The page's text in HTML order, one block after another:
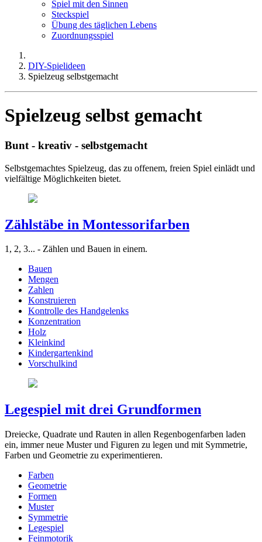
Spiel mit den Sinnen
Steckspiel
Übung des täglichen Lebens
Zuordnungsspiel
DIY-Spielideen
Spielzeug selbstgemacht
Spielzeug selbst gemacht
Bunt - kreativ - selbstgemacht
Selbstgemachtes Spielzeug, das zu offenem, freien Spiel einlädt und
vielfältige Möglichkeiten bietet.
Zählstäbe in Montessorifarben
1, 2, 3... - Zählen und Bauen in einem.
Bauen
Mengen
Zahlen
Konstruieren
Kontrolle des Handgelenks
Konzentration
Holz
Kleinkind
Kindergartenkind
Vorschulkind
Legespiel mit drei Grundformen
Dreiecke, Quadrate und Rauten in allen Regenbogenfarben laden
ein, immer neue Muster und Figuren zu legen und mit Symmetrie,
Farben und Geometrie zu experimentieren.
Farben
Geometrie
Formen
Muster
Symmetrie
Legespiel
Feinmotorik